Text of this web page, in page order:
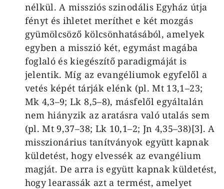
nélkül. A missziós szinodális Egyház útja
fényt és ihletet meríthet e két mozgás
gyümölcsöző kölcsönhatásából, amelyek
egyben a misszió két, egymást magába
foglaló és kiegészítő paradigmáját is
jelentik. Míg az evangéliumok egyfelől a
vetés képét tárják elénk (pl. Mt 13,1–23;
Mk 4,3–9; Lk 8,5–8), másfelől egyáltalán
nem hiányzik az aratásra való utalás sem
(pl. Mt 9,37–38; Lk 10,1–2; Jn 4,35–38)[3]. A
misszionárius tanítványok együtt kapnak
küldetést, hogy elvessék az evangélium
magját. De arra is együtt kapnak küldetést,
hogy learassák azt a termést, amelyet